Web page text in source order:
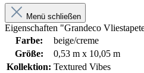
Menü schließen
Eigenschaften "Grandeco
Farbe:
beige/creme
Größe:
0,53 m x 10,05 m
Kollektion: Textured Vibes